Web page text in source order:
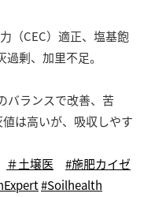
（CEC）適正、塩基飽
剰、加里不足。
ランスで改善、苦
は高いが、吸収しやす
＃土壌医
#施肥カイゼ
#Soilhealth